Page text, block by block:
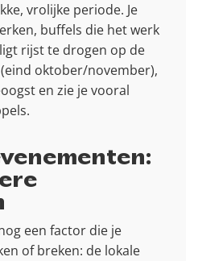
vrolijke periode. Je
buffels die het werk
rijst te drogen op de
oktober/november),
en zie je vooral
een factor die je
of breken: de lokale